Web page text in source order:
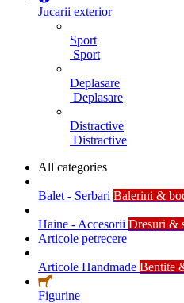
Jucarii exterior
Sport
Sport
Deplasare
Deplasare
Distractive
Distractive
All categories
Balet - Serbari Balerini &
Haine - Accesorii Dresuri &
Articole petrecere
Articole Handmade Bentite
Figurine